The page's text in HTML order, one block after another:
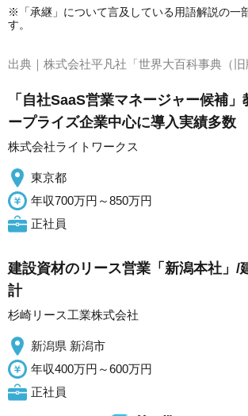
※「承継」について言及している用語解説の一
す。
出典｜ 株式会社平凡社「世界大百科事典（旧
「自社SaaS営業マネージャー候補
ープライズ企業中心に導入実績多数
株式会社ライトワークス
東京都
年収700万円～850万円
正社員
建設資材のリース営業「新潟本社」/
計
杉崎リース工業株式会社
新潟県 新潟市
年収400万円～600万円
正社員